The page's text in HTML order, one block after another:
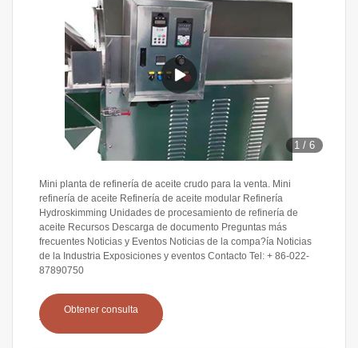
1 /6
Mini planta de refinería de aceite crudo para la venta. Mini
refinería de aceite Refinería de aceite modular Refinería
Hydroskimming Unidades de procesamiento de refinería de
aceite Recursos Descarga de documento Preguntas más
frecuentes Noticias y Eventos Noticias de la compa?ía Noticias
de la Industria Exposiciones y eventos Contacto Tel: + 86-022-
87890750
Obtener consulta